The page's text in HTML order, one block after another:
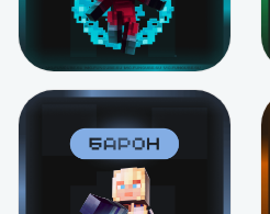
Сквид
от 119 ₽